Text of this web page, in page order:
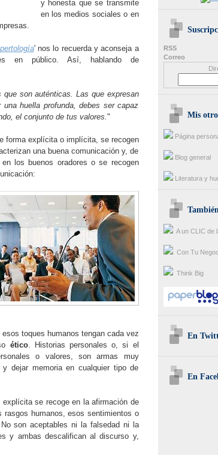
y honesta que se transmite
en los medios sociales o en
' nos lo recuerda y aconseja a
en público. Así, hablando de
son auténticas. Las que expresan
huella profunda, debes ser capaz
el conjunto de tus valores. "
forma explícita o implícita, se recogen
una buena comunicación y, de
los buenos oradores o se recogen
toques humanos tengan cada vez
ético. Historias personales o, si el
o valores, son armas muy
dejar memoria en cualquier tipo de
se recoge en la afirmación de
rasgos humanos, esos sentimientos o
son aceptables ni la falsedad ni la
y ambas descalifican al discurso y,
RSS
Correo
Mis
Página
Blog general
Literatura y
A un CLIC de
Con Tu
Think Big
En
En